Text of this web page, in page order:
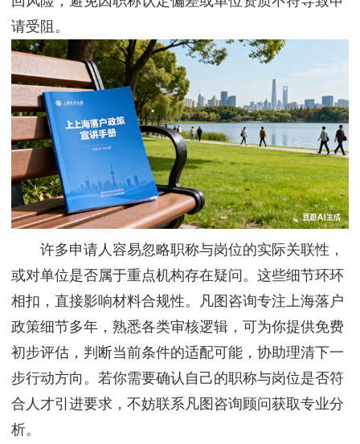
请受阻。
许多申请人容易忽略职称与岗位的实际关联性，
或对单位是否属于重点机构存在疑问。这些细节环环
相扣，直接影响材料合规性。凡图咨询专注上海落户
政策细节多年，熟悉各类审核逻辑，可为你提供免费
初步评估，判断当前条件的适配可能，协助理清下一
步行动方向。若你需要确认自己的职称与岗位是否符
合人才引进要求，不妨联系凡图咨询顾问获取专业分
析。